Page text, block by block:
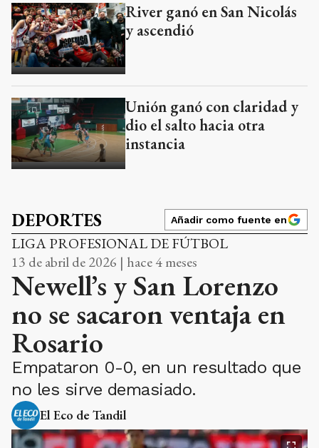
River ganó en San Nicolás
y ascendió
Unión ganó con claridad y
dio el salto hacia otra
instancia
DEPORTES Añadir como fuente en
LIGA PROFESIONAL DE FÚTBOL
13 de abril de 2026 | hace 4 meses
Newell’s y San Lorenzo
no se sacaron ventaja en
Rosario
Empataron 0-0, en un resultado que
no les sirve demasiado.
El Eco de Tandil